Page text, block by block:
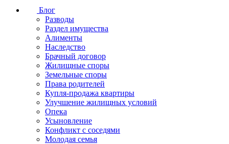
Блог
Разводы
Раздел имущества
Алименты
Наследство
Брачный договор
Жилищные споры
Земельные споры
Права родителей
Купля-продажа квартиры
Улучшение жилищных условий
Опека
Усыновление
Конфликт с соседями
Молодая семья